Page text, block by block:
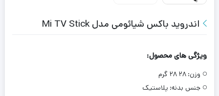
اندروید باکس شیائومی مدل Mi TV Stick
ویژگی های محصول:
وزن: ۲۸ ۲۸ گرم
جنس بدنه: پلاستیک